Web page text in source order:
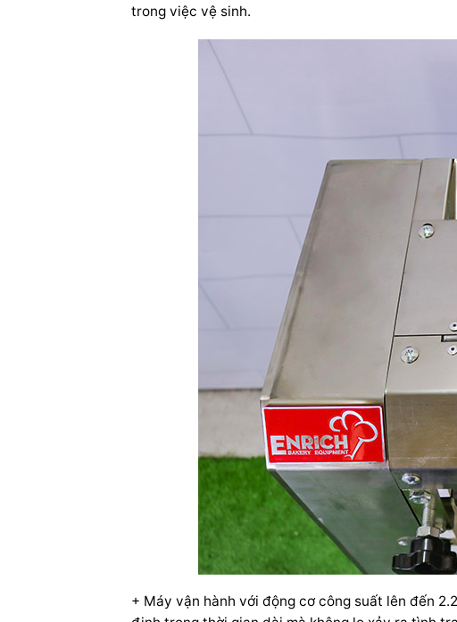
trong việc vệ sinh.
+ Máy vận hành với động cơ công suất lên đến